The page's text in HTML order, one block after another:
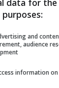
data for
purposes:
and
audience
information on